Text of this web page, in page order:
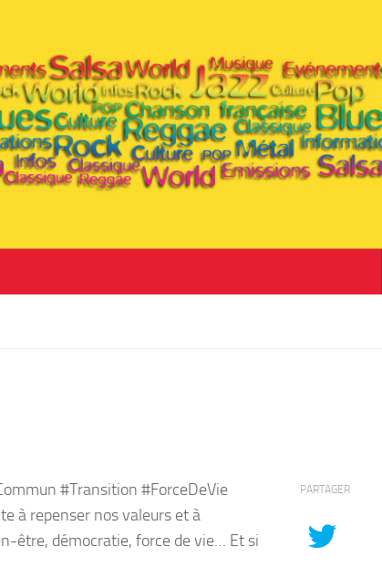
#Transition #ForceDeVie
à repenser nos valeurs et à
être, démocratie, force de vie… Et si
PARTAGER